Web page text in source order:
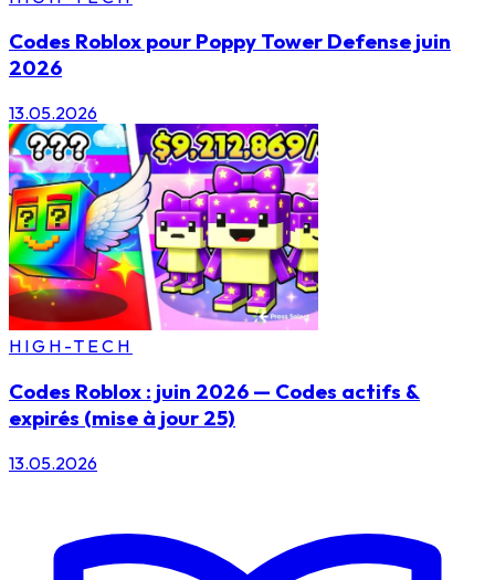
Codes Roblox pour Poppy Tower Defense juin
2026
13.05.2026
HIGH-TECH
Codes Roblox : juin 2026 — Codes actifs &
expirés (mise à jour 25)
13.05.2026